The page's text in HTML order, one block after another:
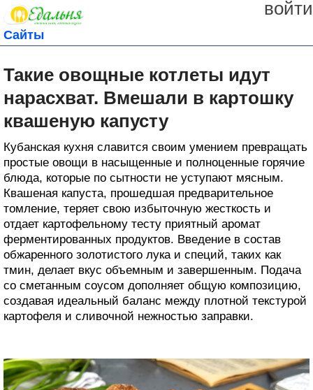
войти
Сайты
Такие овощные котлеты идут
нарасхват. Вмешали в картошку
квашеную капусту
Кубанская кухня славится своим умением превращать
простые овощи в насыщенные и полноценные горячие
блюда, которые по сытности не уступают мясным.
Квашеная капуста, прошедшая предварительное
томление, теряет свою избыточную жесткость и
отдает картофельному тесту приятный аромат
ферментированных продуктов. Введение в состав
обжаренного золотистого лука и специй, таких как
тмин, делает вкус объемным и завершенным. Подача
со сметанным соусом дополняет общую композицию,
создавая идеальный баланс между плотной текстурой
картофеля и сливочной нежностью заправки.